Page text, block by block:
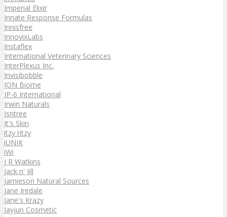
Imperial Elixir
Innate Response Formulas
Innisfree
InnovixLabs
Instaflex
International Veterinary Sciences
InterPlexus Inc.
Invisibobble
ION Biome
IP-6 International
Irwin Naturals
Isntree
It's Skin
itzy ritzy
iUNIK
iWi
J R Watkins
Jack n' Jill
Jamieson Natural Sources
Jane Iredale
Jane's Krazy
Jayjun Cosmetic